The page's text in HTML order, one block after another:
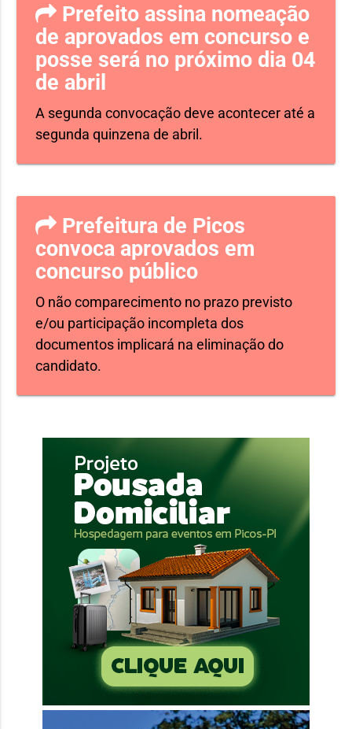
Prefeito assina nomeação
de aprovados em concurso e
posse será no próximo dia 04
de abril
A segunda convocação deve acontecer até a
segunda quinzena de abril.
Prefeitura de Picos
convoca aprovados em
concurso público
O não comparecimento no prazo previsto
e/ou participação incompleta dos
documentos implicará na eliminação do
candidato.